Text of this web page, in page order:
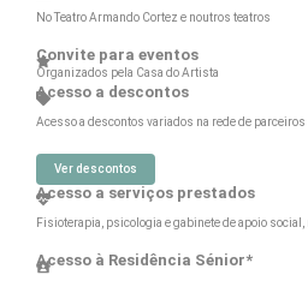
No Teatro Armando Cortez e noutros teatros
Convite para eventos
Organizados pela Casa do Artista
Acesso a descontos
Acesso a descontos variados na rede de parceiros
Ver descontos
Acesso a serviços prestados
Fisioterapia, psicologia e gabinete de apoio
Acesso à Residência Sénior*